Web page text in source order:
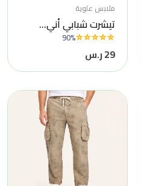
ملابس علوية
تيشرت شبابي أني...
90%
29 ر.س